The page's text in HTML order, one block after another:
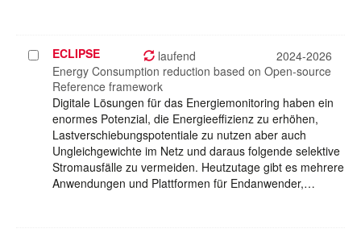
Projekt
auswählen
ECLIPSE laufend
2024-2026
Energy Consumption reduction based on Open-source
Reference framework
Digitale Lösungen für das Energiemonitoring haben ein
enormes Potenzial, die Energieeffizienz zu erhöhen,
Lastverschiebungspotentiale zu nutzen aber auch
Ungleichgewichte im Netz und daraus folgende selektive
Stromausfälle zu vermeiden. Heutzutage gibt es mehrere
Anwendungen und Plattformen für Endanwender,…